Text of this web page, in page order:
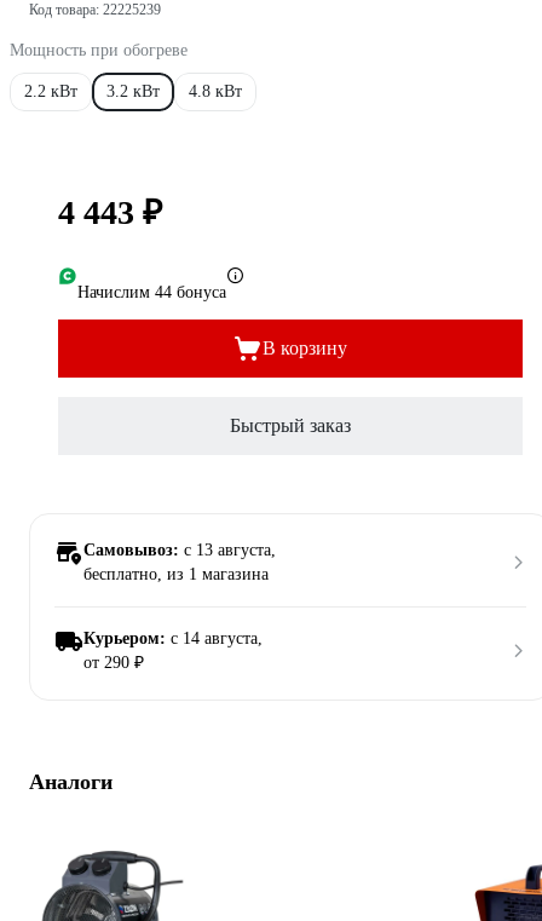
Код товара: 22225239
Мощность при обогреве
2.2 кВт 3.2 кВт 4.8 кВт
4 443 ₽
Начислим 44 бонуса
В корзину
Быстрый заказ
Самовывоз: c 13 августа,
бесплатно, из 1 магазина
Курьером: c 14 августа,
от 290 ₽
Аналоги